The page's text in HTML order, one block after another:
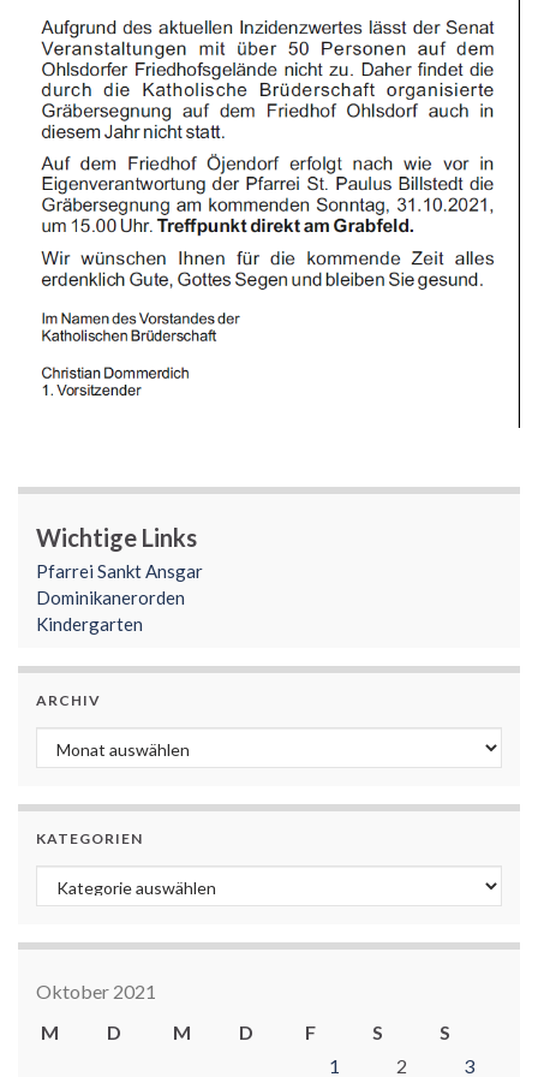
Wichtige Links
Pfarrei Sankt Ansgar
Dominikanerorden
Kindergarten
ARCHIV
Archiv
KATEGORIEN
Kategorien
Oktober 2021
M
D M D F S
S
1
2 3